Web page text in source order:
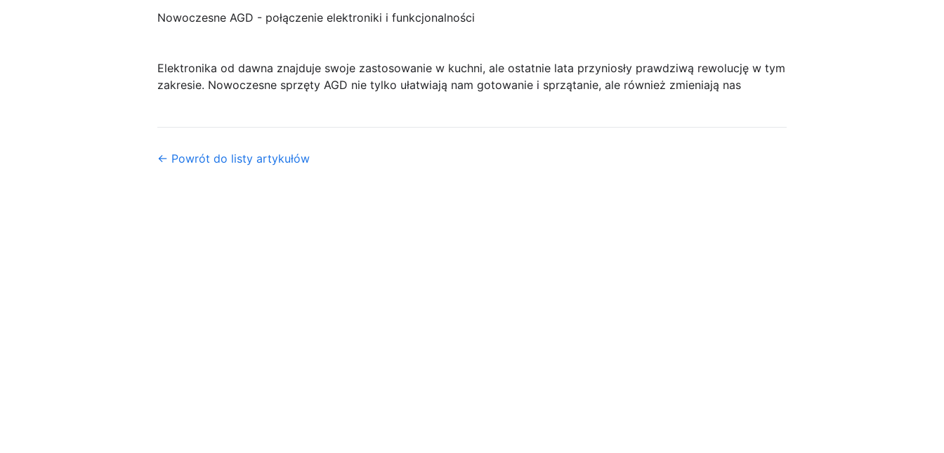
Nowoczesne AGD - połączenie elektroniki i funkcjonalności
Elektronika od dawna znajduje swoje zastosowanie w kuchni, ale ostatnie lata przyniosły prawdziwą rewolucję w tym
zakresie. Nowoczesne sprzęty AGD nie tylko ułatwiają nam gotowanie i sprzątanie, ale również zmieniają nas
← Powrót do listy artykułów